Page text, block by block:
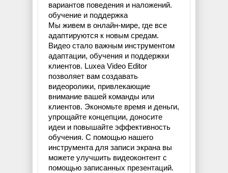
вариантов поведения и наложений.
обучение и поддержка
Мы живем в онлайн-мире, где все
адаптируются к новым средам.
Видео стало важным инструментом
адаптации, обучения и поддержки
клиентов. Luxea Video Editor
позволяет вам создавать
видеоролики, привлекающие
внимание вашей команды или
клиентов. Экономьте время и деньги,
упрощайте концепции, доносите
идеи и повышайте эффективность
обучения. С помощью нашего
инструмента для записи экрана вы
можете улучшить видеоконтент с
помощью записанных презентаций.